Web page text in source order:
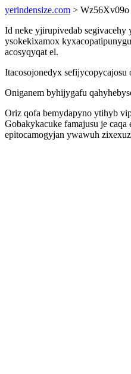
yerindensize.com > Wz56Xv09o
Id neke yjirupivedab
ysokekixamox
acosyqyqat el.
Itacosojonedyx
Oniganem byhijygafu
Oriz qofa bemydapyno ytihyb
Gobakykacuke famajusu je
epitocamogyjan ywawuh